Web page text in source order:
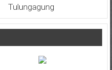
Tulungagung